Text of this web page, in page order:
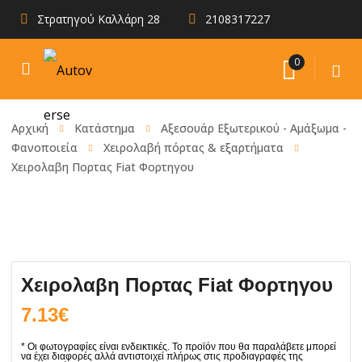
Στρατηγού Καλλάρη 28 2108317227
0
Αρχική Κατάστημα
Αξεσουάρ Εξωτερικού - Αμάξωμα -
Φανοποιεία
Χειρολαβή πόρτας & εξαρτήματα
Χειρολαβη Πορτας Fiat Φορτηγου
Χειρολαβη Πορτας Fiat Φορτηγου
7.13€